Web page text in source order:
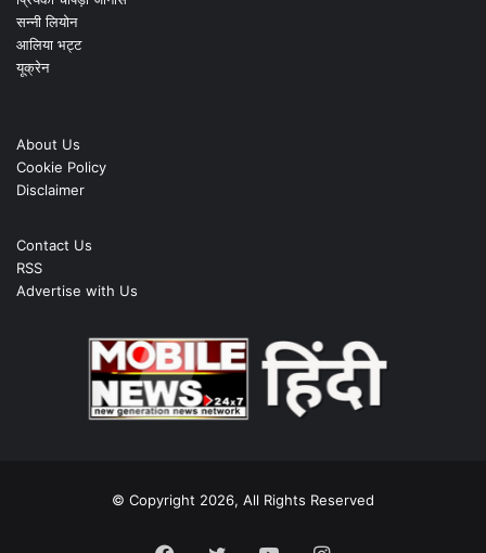
सन्नी लियोन
आलिया भट्ट
यूक्रेन
About Us
Cookie Policy
Disclaimer
Contact Us
RSS
Advertise with Us
© Copyright 2026, All Rights Reserved